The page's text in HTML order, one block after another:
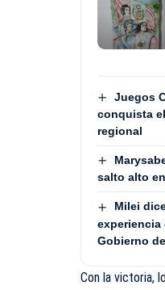
Juegos
conquista
regional
salto alto
Milei
experiencia
Gobierno
Con la victoria,